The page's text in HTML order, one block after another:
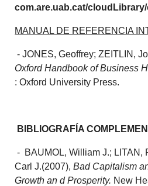
com.are.uab.cat/
MANUAL DE REFERENCIA
- JONES, Geoffrey; ZEITLIN,
Oxford Handbook of Business
: Oxford University Press.
BIBLIOGRAFÍA
- BAUMOL, William J.; LITAN,
Carl J.(2007), Bad Capitalism
Growth an d Prosperity. New